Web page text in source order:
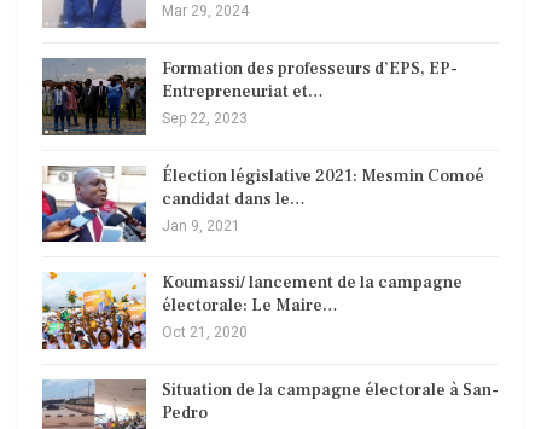
Mar 29, 2024
Formation des professeurs d’EPS, EP-
Entrepreneuriat et…
Sep 22, 2023
Élection législative 2021: Mesmin Comoé
candidat dans le…
Jan 9, 2021
Koumassi/ lancement de la campagne
électorale: Le Maire…
Oct 21, 2020
Situation de la campagne électorale à San-
Pedro